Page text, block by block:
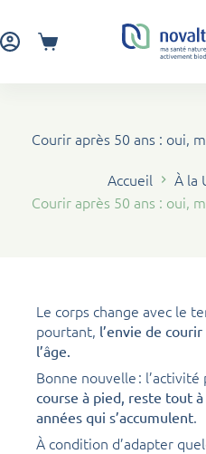
au
contenuPanier
Courir après 50 ans : oui,
Accueil
À la
Courir après 50 ans : oui,
Le corps change avec le
pourtant, l’envie de
l’âge.
Bonne nouvelle :
course à pied, reste tout
années qui s’accumulent.
À condition d’adapter